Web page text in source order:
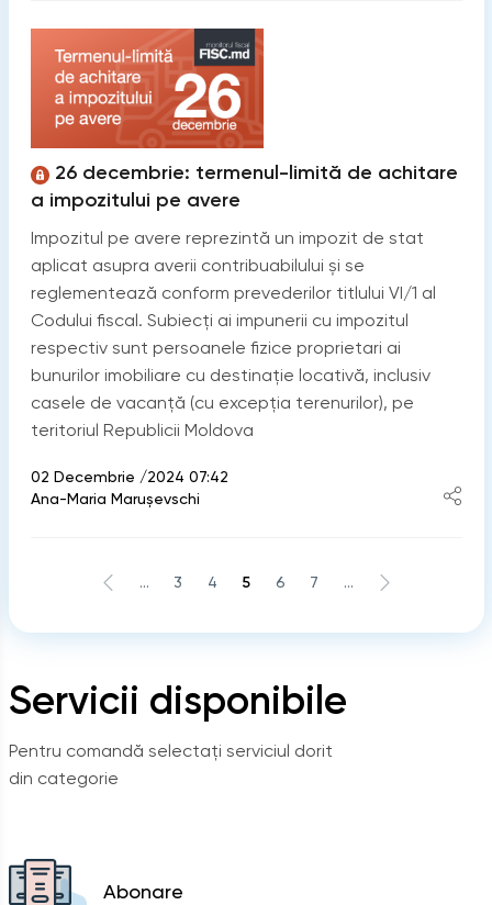
Servicii disponibile
Pentru comandă selectați serviciul dorit
din categorie
Abonare
26 decembrie: termenul-limită de achitare
a impozitului pe avere
Impozitul pe avere reprezintă un impozit de stat
aplicat asupra averii contribuabilului și se
reglementează conform prevederilor titlului VI/1 al
Codului fiscal. Subiecţi ai impunerii cu impozitul
respectiv sunt persoanele fizice proprietari ai
bunurilor imobiliare cu destinaţie locativă, inclusiv
casele de vacanţă (cu excepţia terenurilor), pe
teritoriul Republicii Moldova
02 Decembrie /2024 07:42
Ana-Maria Marușevschi
... 3 4 5 6 7 ...